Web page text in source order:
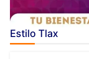
Estilo Tlax